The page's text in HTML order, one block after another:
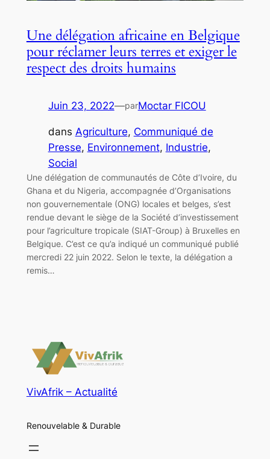
Une délégation africaine en Belgique
pour réclamer leurs terres et exiger le
respect des droits humains
Juin 23, 2022—parMoctar FICOU
dans Agriculture, Communiqué de
Presse, Environnement, Industrie
Social
Une délégation de communautés de Côte d’Ivoire, du
Ghana et du Nigeria, accompagnée d’Organisations
non gouvernementale (ONG) locales et belges, s’est
rendue devant le siège de la Société d’investissement
pour l’agriculture tropicale (SIAT-Group) à Bruxelles en
Belgique. C’est ce qu’a indiqué un communiqué publié
mercredi 22 juin 2022. Selon le texte, la délégation a
remis…
VivAfrik – Actualité
Renouvelable & Durable